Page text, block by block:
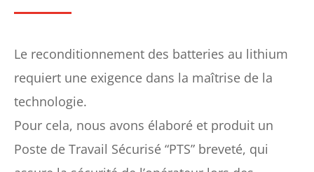
Le reconditionnement des batteries au lithium
requiert une exigence dans la maîtrise de la
technologie.
Pour cela, nous avons élaboré et produit un
Poste de Travail Sécurisé “PTS” breveté, qui